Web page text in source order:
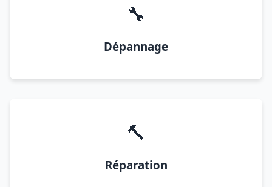
🔧
Dépannage
🔨
Réparation